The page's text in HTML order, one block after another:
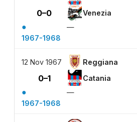
0–0 Venezia
●
—
1967-1968
12 Nov 1967 Reggiana
0–1 Catania
●
—
1967-1968